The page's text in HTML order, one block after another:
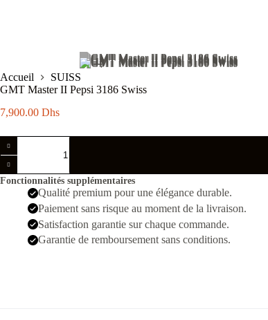
Accueil
SUISS
GMT Master II Pepsi 3186 Swiss
7,900.00 Dhs
de
GMT
Master
Fonctionnalités supplémentaires
Qualité premium pour une élégance durable.
Paiement sans risque au moment de la livraison.
Satisfaction garantie sur chaque commande.
Garantie de remboursement sans conditions.